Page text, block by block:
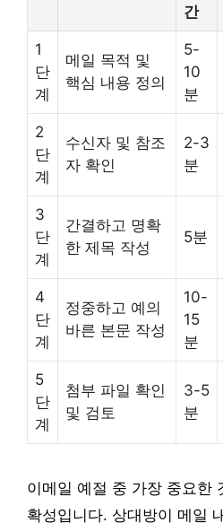
간
1
단
계
메일 목적 및
핵심 내용 정의
5-
10
분
2
단
계
수신자 및 참조
자 확인
2-3
분
3
단
계
간결하고 명확
한 제목 작성
5분
4
단
계
정중하고 예의
바른 본문 작성
10-
15
분
5
단
계
첨부 파일 확인
및 검토
3-5
분
이메일 예절 중 가장 중요한
확성입니다. 상대방이 메일